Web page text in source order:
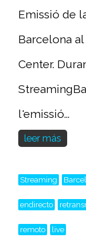
Emissió de
Barcelona
Center.
l'emissió...
leer más
Streaming
endirecto
remoto live